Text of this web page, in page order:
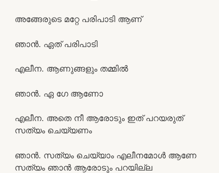
അങ്ങേരുടെ മറ്റേ പരിപാടി ആണ്
ഞാൻ. ഏത് പരിപാടി
എലീന. ആണുങ്ങളും തമ്മിൽ
ഞാൻ. ഏ ഗേ ആണോ
എലീന. അതെ നീ ആരോടും ഇത് പറയരുത്
സത്യം ചെയ്യണം
ഞാൻ. സത്യം ചെയ്യാം എലീനമോൾ ആണേ
സത്യം ഞാൻ ആരോടും പറയില്ല